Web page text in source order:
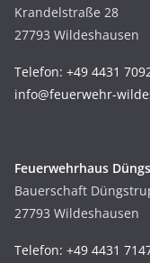
Krandelstraße 28
27793 Wildeshausen
Telefon: +49 4431
info@feuerwehr-
Feuerwehrhaus
Bauerschaft
27793 Wildeshausen
Telefon: +49 4431